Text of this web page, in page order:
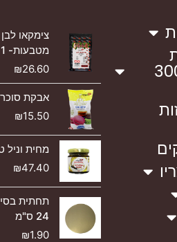
ב-300
צימקאו
מטבעות- 1 ק"ג
₪26.60
אבקת סוכר
₪15.50
מחית וניל
₪47.40
תחתית
24 ס"מ
₪1.90